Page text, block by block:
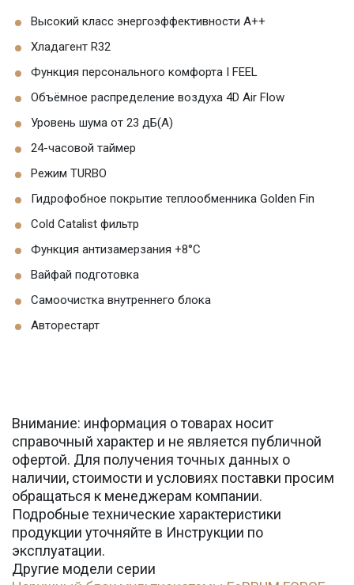
Высокий класс энергоэффективности А++
Хладагент R32
Функция персонального комфорта I FEEL
Объёмное распределение воздуха 4D Air Flow
Уровень шума от 23 дБ(А)
24-часовой таймер
Режим TURBO
Гидрофобное покрытие теплообменника Golden Fin
Cold Catalist фильтр
Функция антизамерзания +8°С
Вайфай подготовка
Самоочистка внутреннего блока
Авторестарт
Внимание: информация о товарах носит
справочный характер и не является публичной
офертой. Для получения точных данных о
наличии, стоимости и условиях поставки просим
обращаться к менеджерам компании.
Подробные технические характеристики
продукции уточняйте в Инструкции по
эксплуатации.
Другие модели серии